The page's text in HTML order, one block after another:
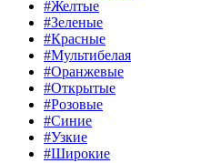
#Желтые
#Зеленые
#Красные
#Мультибелая
#Оранжевые
#Открытые
#Розовые
#Синие
#Узкие
#Широкие